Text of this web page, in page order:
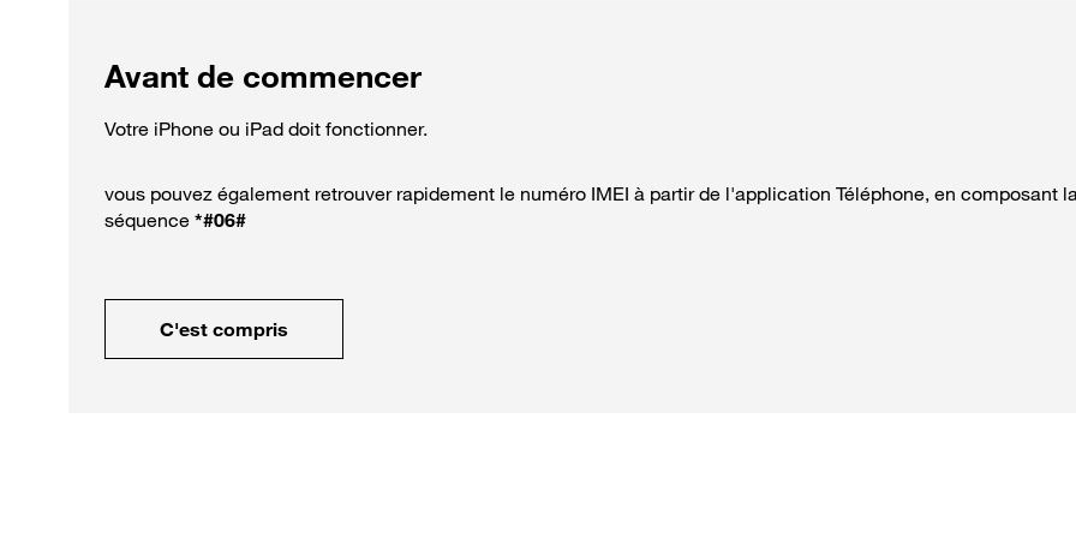
Avant de commencer
Votre iPhone ou iPad doit fonctionner.
vous pouvez également retrouver rapidement le numéro IMEI à partir de l'application Téléphone, en composant
séquence *#06#
C'est compris